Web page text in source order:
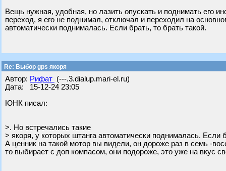
Вещь нужная, удобная, но лазить опускать и поднимать его
переход, я его не поднимал, отключал и переходил на
автоматически поднималась. Если брать, то брать такой.
Re: Выбор gps якоря
Автор: Рифат (---.3.dialup.mari-el.ru)
Дата: 15-12-24 23:05
ЮНК писал:
>. Но встречались такие
> якоря, у которых штанга автоматически поднималась. Если
А ценник на такой мотор вы видели, он дороже раз в семь -
то выбирает с доп компасом, они подороже, это уже на вкус